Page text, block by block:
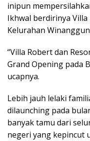
inipun
Ikhwal berdirinya Villa
Kelurahan
“Villa Robert dan
Grand Opening pada
ucapnya.
Lebih jauh lelaki
dilaunching pada
banyak tamu dari
negeri yang kepincut